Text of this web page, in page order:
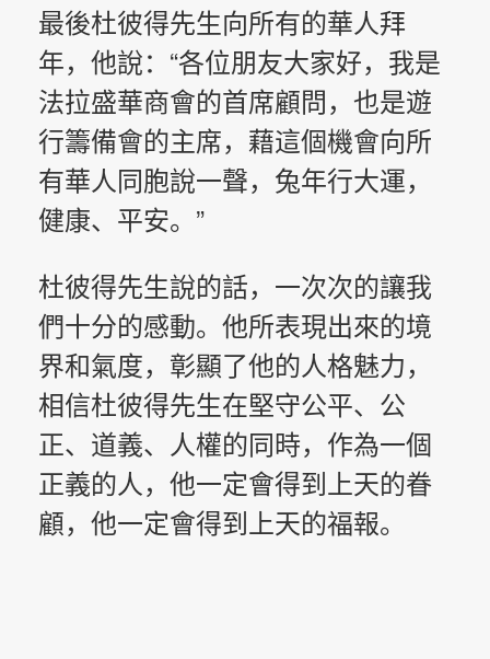
最後杜彼得先生向所有的華人拜
年，他說：“各位朋友大家好，我是
法拉盛華商會的首席顧問，也是遊
行籌備會的主席，藉這個機會向所
有華人同胞說一聲，兔年行大運，
健康、平安。”
杜彼得先生說的話，一次次的讓我
們十分的感動。他所表現出來的境
界和氣度，彰顯了他的人格魅力，
相信杜彼得先生在堅守公平、公
正、道義、人權的同時，作為一個
正義的人，他一定會得到上天的眷
顧，他一定會得到上天的福報。